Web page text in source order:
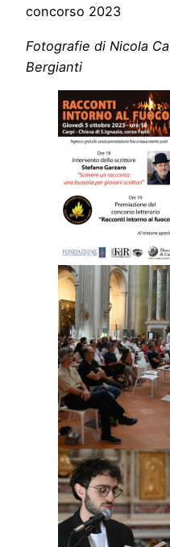
concorso 2023
Fotografie di Nicola
Bergianti